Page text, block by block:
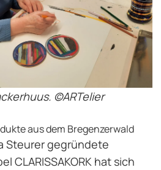
©ARTelier
aus dem Bregenzerwald
Steurer gegründete
CLARISSAKORK hat sich